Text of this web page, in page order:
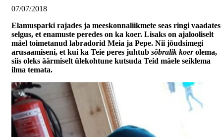
07/07/2018
Elamusparki rajades ja meeskonnaliikmete seas ringi vaadates
selgus, et enamuste peredes on ka koer. Lisaks on ajalooliselt
mäel toimetanud labradorid Meia ja Pepe. Nii jõudsimegi
arusaamiseni, et kui ka Teie peres juhtub sõbralik koerolema,
siis oleks äärmiselt ülekohtune kutsuda Teid mäele seiklema
ilma temata.